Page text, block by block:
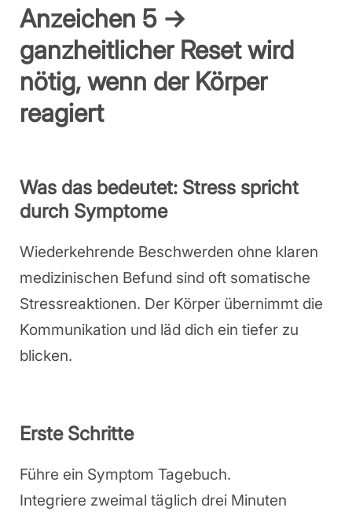
Anzeichen 5 →
ganzheitlicher Reset wird
nötig, wenn der Körper
reagiert
Was das bedeutet: Stress spricht
durch Symptome
Wiederkehrende Beschwerden ohne klaren
medizinischen Befund sind oft somatische
Stressreaktionen. Der Körper übernimmt die
Kommunikation und läd dich ein tiefer zu
blicken.
Erste Schritte
Führe ein Symptom Tagebuch.
Integriere zweimal täglich drei Minuten